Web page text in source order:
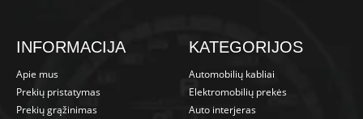
INFORMACIJA
Apie mus
Prekių pristatymas
Prekių grąžinimas
KATEGORIJOS
Automobilių kabliai
Elektromobilių prekės
Auto interjeras